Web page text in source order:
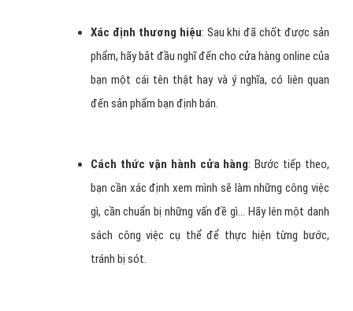
Xác định thương hiệu: Sau khi đã chốt được sản
phẩm, hãy bắt đầu nghĩ đến cho cửa hàng online của
bạn một cái tên thật hay và ý nghĩa, có liên quan
đến sản phẩm bạn định bán.
Cách thức vận hành cửa hàng: Bước tiếp theo,
bạn cần xác định xem mình sẽ làm những công việc
gì, cần chuẩn bị những vấn đề gì… Hãy lên một danh
sách công việc cụ thể để thực hiện từng bước,
tránh bị sót.